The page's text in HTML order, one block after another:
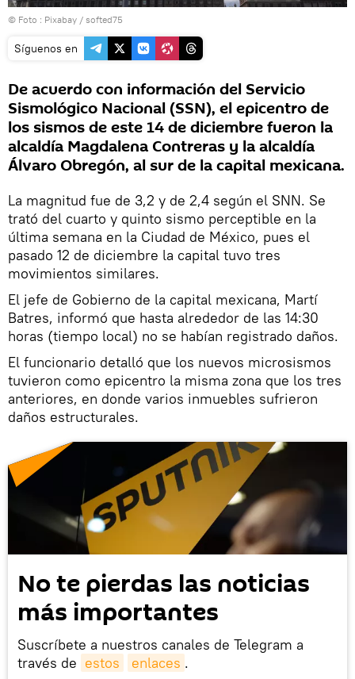
© Foto : Pixabay / softed75
Síguenos en
De acuerdo con información del Servicio
Sismológico Nacional (SSN), el epicentro de
los sismos de este 14 de diciembre fueron la
alcaldía Magdalena Contreras y la alcaldía
Álvaro Obregón, al sur de la capital mexicana.
La magnitud fue de 3,2 y de 2,4 según el SNN. Se
trató del cuarto y quinto sismo perceptible en la
última semana en la Ciudad de México, pues el
pasado 12 de diciembre la capital tuvo tres
movimientos similares.
El jefe de Gobierno de la capital mexicana, Martí
Batres, informó que hasta alrededor de las 14:30
horas (tiempo local) no se habían registrado daños.
El funcionario detalló que los nuevos microsismos
tuvieron como epicentro la misma zona que los tres
anteriores, en donde varios inmuebles sufrieron
daños estructurales.
No te pierdas las noticias
más importantes
Suscríbete a nuestros canales de Telegram a
través de estos enlaces .